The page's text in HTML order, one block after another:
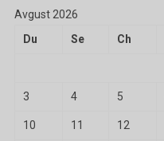
Avgust 2026
Du
Se Ch
3 4 5
10 11 12